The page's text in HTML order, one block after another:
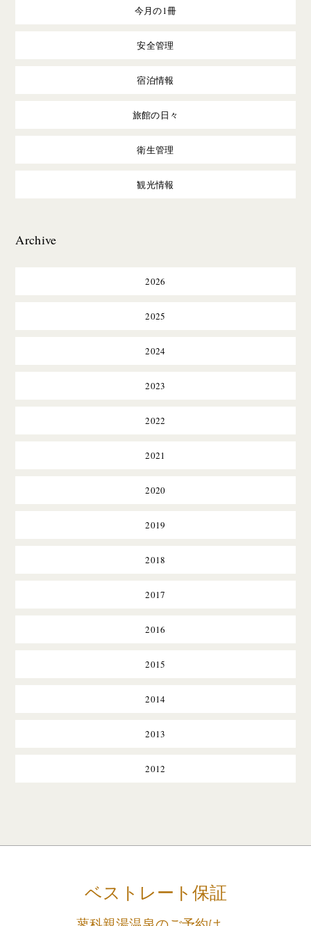
今月の1冊
安全管理
宿泊情報
旅館の日々
衛生管理
観光情報
Archive
2026
2025
2024
2023
2022
2021
2020
2019
2018
2017
2016
2015
2014
2013
2012
ベストレート保証